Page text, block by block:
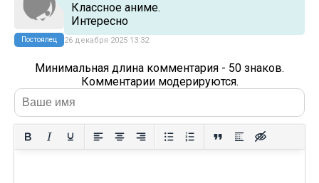
Постоялец
Классное аниме.
Интересно
26 декабря 2025 13:32
Минимальная длина комментария - 50 знаков.
Комментарии модерируются.